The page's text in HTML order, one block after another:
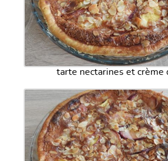
tarte nectarines et crème